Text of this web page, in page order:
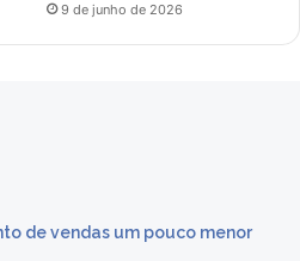
9 de junho de 2026
de vendas um pouco menor